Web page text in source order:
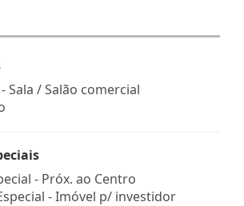
Sala / Salão comercial
- Próx. ao Centro
- Imóvel p/ investidor